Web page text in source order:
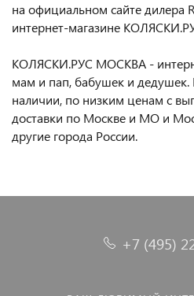
на официальном сайте дилера
интернет-магазине
КОЛЯСКИ.РУС МОСКВА -
мам и пап, бабушек и
наличии, по низким ценам с
доставки по Москве и МО и
другие города России.
+7 (495)